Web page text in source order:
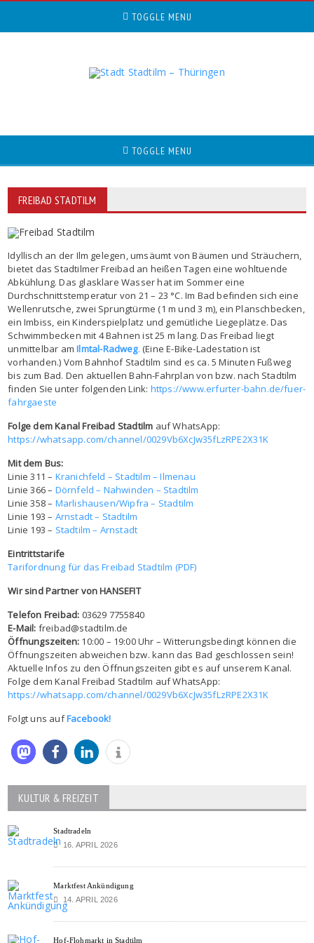
TOGGLE MENU
TOGGLE MENU
FREIBAD STADTILM
Idyllisch an der Ilm gelegen, umsäumt von Bäumen und Sträuchern,
bietet das Stadtilmer Freibad an heißen Tagen eine wohltuende
Abkühlung. Das glasklare Wasser hat im Sommer eine
Durchschnittstemperatur von 21 – 23 °C. Im Bad befinden sich eine
Wellenrutsche, zwei Sprungtürme (1 m und 3 m), ein Planschbecken,
ein Imbiss, ein Kinderspielplatz und gemütliche Liegeplätze. Das
Schwimmbecken mit 4 Bahnen ist 25 m lang. Das Freibad liegt
unmittelbar amIlmtal-Radweg. (Eine E-Bike-Ladestation ist
vorhanden.) Vom Bahnhof Stadtilm sind es ca. 5 Minuten Fußweg
bis zum Bad. Den aktuellen Bahn-Fahrplan von bzw. nach Stadtilm
finden Sie unter folgenden Link: https://www.erfurter-bahn.de/fuer-
fahrgaeste
Folge dem Kanal Freibad Stadtilm auf WhatsApp:
https://whatsapp.com/channel/0029Vb6XcJw35fLzRPE2X31K
Mit dem Bus:
Linie 311 – Kranichfeld – Stadtilm – Ilmenau
Linie 366 – Dörnfeld – Nahwinden – Stadtilm
Linie 358 – Marlishausen/Wipfra – Stadtilm
Linie 193 – Arnstadt – Stadtilm
Linie 193 – Stadtilm – Arnstadt
Eintrittstarife
Tarifordnung für das Freibad Stadtilm (PDF)
Wir sind Partner von HANSEFIT
Telefon Freibad: 03629 7755840
E-Mail: freibad@stadtilm.de
Öffnungszeiten: 10:00 – 19:00 Uhr – Witterungsbedingt können die
Öffnungszeiten abweichen bzw. kann das Bad geschlossen sein!
Aktuelle Infos zu den Öffnungszeiten gibt es auf unserem Kanal.
Folge dem Kanal Freibad Stadtilm auf WhatsApp:
https://whatsapp.com/channel/0029Vb6XcJw35fLzRPE2X31K
Folgt uns aufFacebook!
KULTUR & FREIZEIT
Stadtradeln
16. APRIL 2026
Marktfest Ankündigung
14. APRIL 2026
Hof-Flohmarkt in Stadtilm